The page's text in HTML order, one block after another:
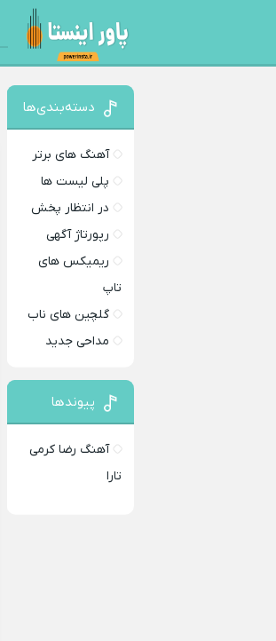
دسته‌بندی‌ها
آهنگ های برتر
پلی لیست ها
در انتظار پخش
رپورتاژ آگهی
ریمیکس های
تاپ
گلچین های ناب
مداحی جدید
پیوندها
آهنگ رضا کرمی
تارا